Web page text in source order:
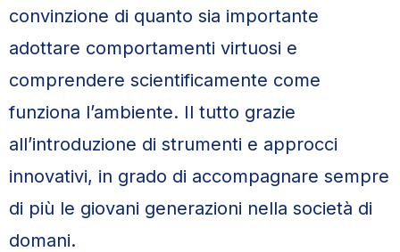
convinzione di quanto sia importante
adottare comportamenti virtuosi e
comprendere scientificamente come
funziona l’ambiente. Il tutto grazie
all’introduzione di strumenti e approcci
innovativi, in grado di accompagnare sempre
di più le giovani generazioni nella società di
domani.